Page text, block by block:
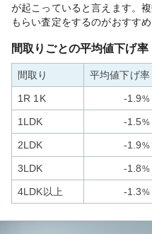
が起こっていると言えます。
もらい査定をするのがおすすめ
間取りごとの平均値下げ率
間取り 平均値下げ率
1R 1K -1.9%
1LDK -1.5%
2LDK -1.9%
3LDK -1.8%
4LDK以上 -1.3%